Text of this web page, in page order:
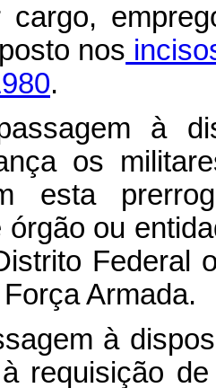
cargo,
nos
.
à
os
esta
ou
Federal
Armada.
à
requisição